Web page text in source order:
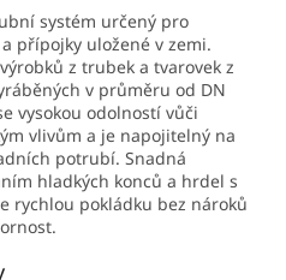
systém určený pro
přípojky uložené v zemi.
z trubek a tvarovek z
v průměru od DN
vysokou odolností vůči
vlivům a je napojitelný na
potrubí. Snadná
hladkých konců a hrdel s
rychlou pokládku bez nároků